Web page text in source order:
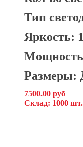
Тип
Яркость:
Размеры:
7500.00 руб
Склад: 1000 шт.